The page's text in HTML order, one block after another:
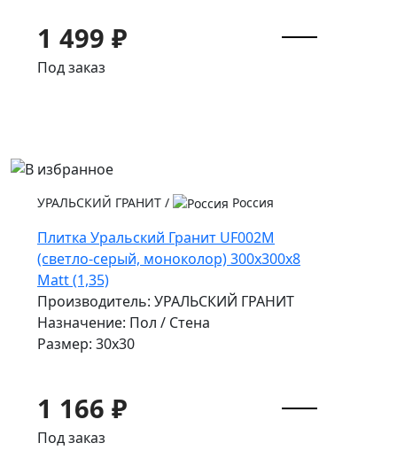
1 499 ₽
Под заказ
УРАЛЬСКИЙ ГРАНИТ / Россия
Плитка Уральский Гранит UF002M
(светло-серый, моноколор) 300х300х8
Matt (1,35)
Производитель: УРАЛЬСКИЙ ГРАНИТ
Назначение: Пол / Стена
Размер: 30x30
1 166 ₽
Под заказ